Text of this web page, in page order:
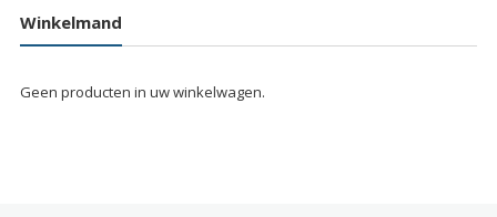
Winkelmand
Geen producten in uw winkelwagen.